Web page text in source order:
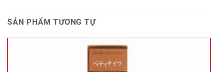
SẢN PHẨM TƯƠNG TỰ